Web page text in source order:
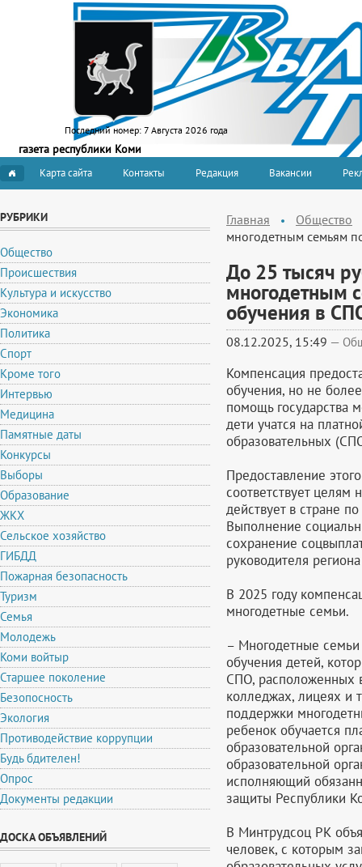
Последний номер: 7 Августа 2026 года
газета республики Коми
Карта сайта Контакты Редакция Вакансии
РУБРИКИ
Общество
Происшествия
Культура и искусство
Экономика
Политика
Спорт
Кроме того
Интервью
Медицина
Памятные даты
Конкурсы
Выборы
Образование
ЖКХ
Сельское хозяйство
ГИБДД
Пожарная безопасность
Туризм
Семья
Молодежь
Коми войтыр
Старшее поколение
Безопосность
Экология
Противодействие коррупции
Будь бдителен!
Опрос
Документы редакции
ДОСКА ОБЪЯВЛЕНИЙ
Главная
Общество
многодетным семьям
До 25 тысяч
многодетным
обучения в
08.12.2025, 15:49 —
Компенсация
обучения, но не
помощь государства
дети учатся на
образовательных
Предоставление
соответствует целям
действует в стране
Выполнение
сохранение
руководителя
В 2025 году
многодетные семьи.
– Многодетные семьи
обучения детей,
СПО, расположенных
колледжах, лицеях и
поддержки
ребенок обучается
образовательной
образовательной
исполняющий
защиты Республики
В Минтрудсоц РК
человек, с которым